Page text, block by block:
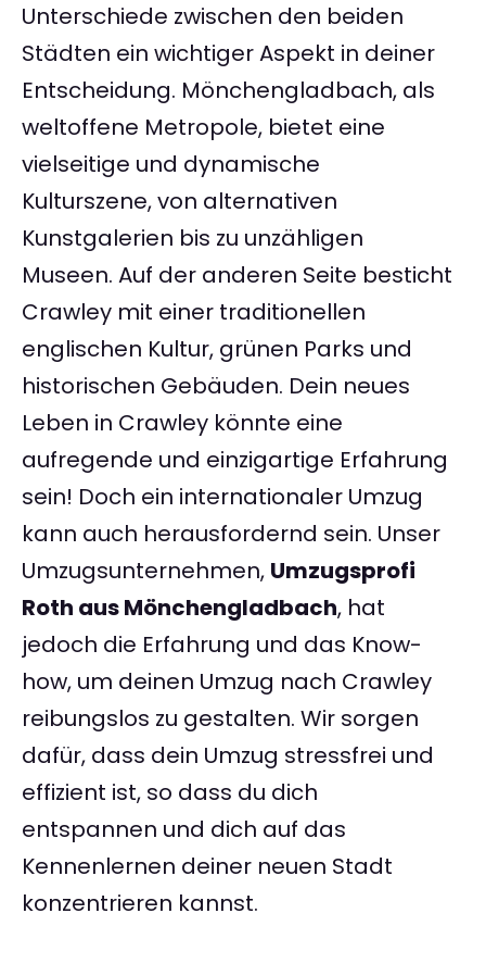
Unterschiede zwischen den beiden
Städten ein wichtiger Aspekt in deiner
Entscheidung. Mönchengladbach, als
weltoffene Metropole, bietet eine
vielseitige und dynamische
Kulturszene, von alternativen
Kunstgalerien bis zu unzähligen
Museen. Auf der anderen Seite besticht
Crawley mit einer traditionellen
englischen Kultur, grünen Parks und
historischen Gebäuden. Dein neues
Leben in Crawley könnte eine
aufregende und einzigartige Erfahrung
sein! Doch ein internationaler Umzug
kann auch herausfordernd sein. Unser
Umzugsunternehmen, Umzugsprofi
Roth aus Mönchengladbach, hat
jedoch die Erfahrung und das Know-
how, um deinen Umzug nach Crawley
reibungslos zu gestalten. Wir sorgen
dafür, dass dein Umzug stressfrei und
effizient ist, so dass du dich
entspannen und dich auf das
Kennenlernen deiner neuen Stadt
konzentrieren kannst.